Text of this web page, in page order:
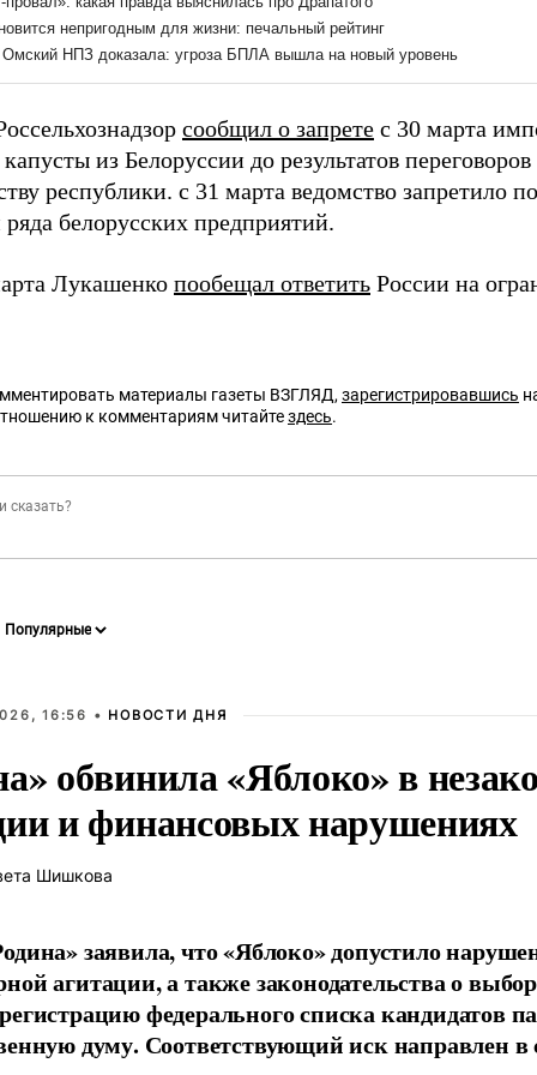
сообщил о запрете с 30 марта
из Белоруссии до результатов
республики. с 31 марта ведомство запретило
белорусских предприятий.
Лукашенко пообещал ответить России на
материалы газеты ВЗГЛЯД, зарегистрировавшись
к комментариям читайтездесь.
16:56 • НОВОСТИ ДНЯ
обвинила «Яблоко» в
и финансовых нарушениях
Шишкова
заявила, что «Яблоко» допустило
агитации, а также законодательства о
федерального списка кандидатов
думу. Соответствующий иск направлен в